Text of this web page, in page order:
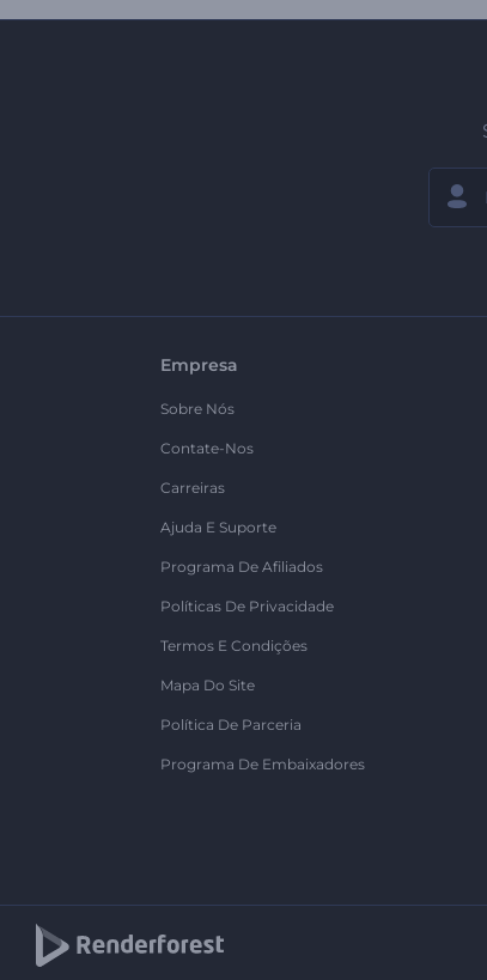
Empresa
Sobre Nós
Contate-Nos
Carreiras
Ajuda E Suporte
Programa De Afiliados
Políticas De Privacidade
Termos E Condições
Mapa Do Site
Política De Parceria
Programa De Embaixadores